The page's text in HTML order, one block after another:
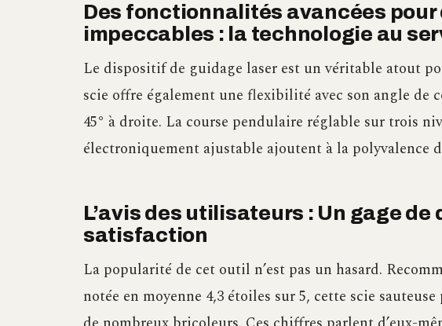
Des fonctionnalités avancées pour
impeccables : la technologie au
Le dispositif de guidage laser est un véritable atout
scie offre également une flexibilité avec son angle de
45° à droite. La course pendulaire réglable sur trois
électroniquement ajustable ajoutent à la polyvalence
L’avis des utilisateurs : Un gage de
satisfaction
La popularité de cet outil n’est pas un hasard.
notée en moyenne 4,3 étoiles sur 5, cette scie